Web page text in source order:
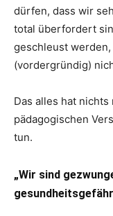
dürfen, dass wir
total überfordert
geschleust werden,
(vordergründig)
Das alles hat
pädagogischen
tun.
„Wir sind